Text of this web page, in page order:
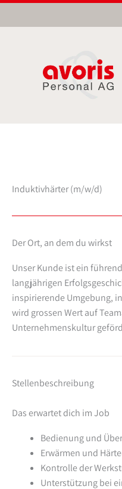
Inhalt
Induktivhärter (m/w/d)
Der Ort, an dem du wirkst
Unser Kunde ist ein
langjährigen
inspirierende Umgebung,
wird grossen Wert auf
Unternehmenskultur
Stellenbeschreibung
Das erwartet dich im Job
Bedienung und
Erwärmen und
Kontrolle der
Unterstützung bei